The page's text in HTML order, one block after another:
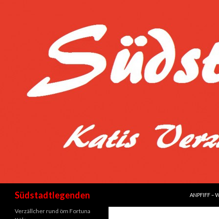
Südstadtlegenden
ANPFIFF –
Verzällcher rund öm Fortuna